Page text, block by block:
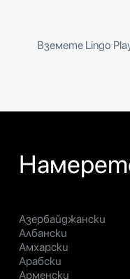
Вземете Lingo
Азербайджански
Албански
Амхарски
Арабски
Арменски